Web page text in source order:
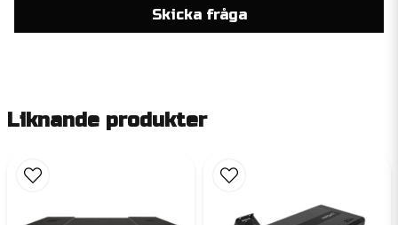
Skicka fråga
Liknande produkter